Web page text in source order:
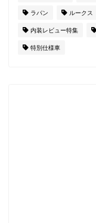
ラパン ルークス
内装レビュー特集
特別仕様車